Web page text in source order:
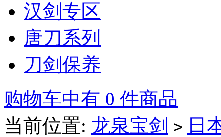
汉剑专区
唐刀系列
刀剑保养
购物车中有 0 件商品
当前位置: 龙泉宝剑 > 日